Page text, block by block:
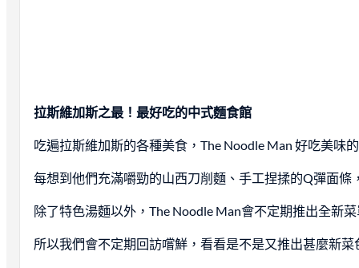
拉斯維加斯之最！最好吃的中式麵食館
吃遍拉斯維加斯的各種美食，The Noodle Man 好吃美味
每想到他們充滿嚼勁的山西刀削麵、手工捏揉的Q彈面
除了特色湯麵以外，The Noodle Man會不定期推出全新
所以我們會不定期回訪嚐鮮，看看是不是又推出甚麼新菜